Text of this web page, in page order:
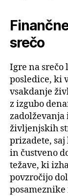
srečo
Igre na srečo
posledice, ki
vsakdanje
z izgubo
življenjskih
prizadete,
in čustveno
težave, ki
povzročijo